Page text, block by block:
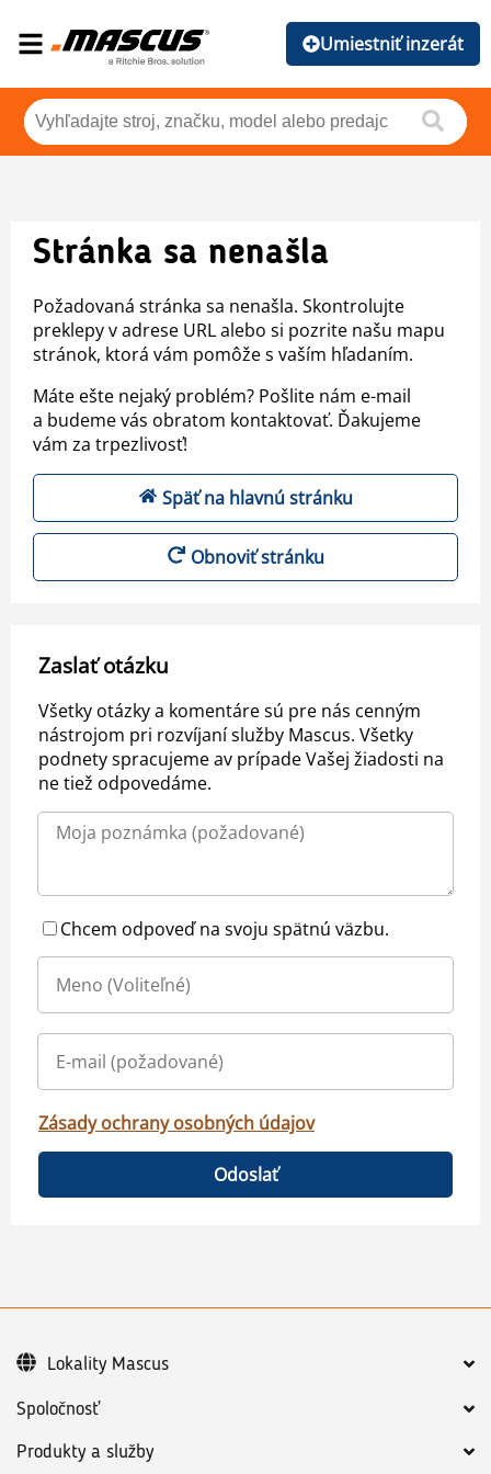
Umiestniť inzerát
Stránka sa nenašla
Požadovaná stránka sa nenašla. Skontrolujte
preklepy v adrese URL alebo si pozrite našu mapu
stránok, ktorá vám pomôže s vaším hľadaním.
Máte ešte nejaký problém? Pošlite nám e-mail
a budeme vás obratom kontaktovať. Ďakujeme
vám za trpezlivosť!
Späť na hlavnú stránku
Obnoviť stránku
Zaslať otázku
Všetky otázky a komentáre sú pre nás cenným
nástrojom pri rozvíjaní služby Mascus. Všetky
podnety spracujeme av prípade Vašej žiadosti na
ne tiež odpovedáme.
Chcem odpoveď na svoju spätnú väzbu.
Zásady ochrany osobných údajov
Odoslať
Spoločnosť
Produkty a služby
Lokality Mascus